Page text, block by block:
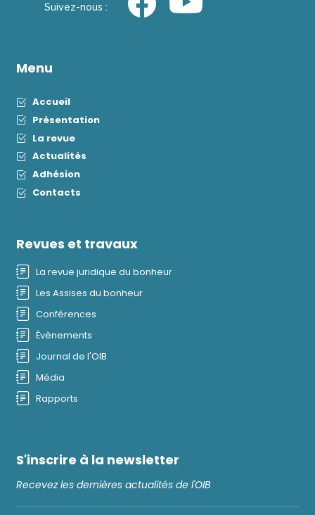
Suivez-nous :
Menu
Accueil
Présentation
La revue
Actualités
Adhésion
Contacts
Revues et travaux
La revue juridique du bonheur
Les Assises du bonheur
Conférences
Évènements
Journal de l'OIB
Média
Rapports
S'inscrire à la newsletter
Recevez les dernières actualités de l'OIB